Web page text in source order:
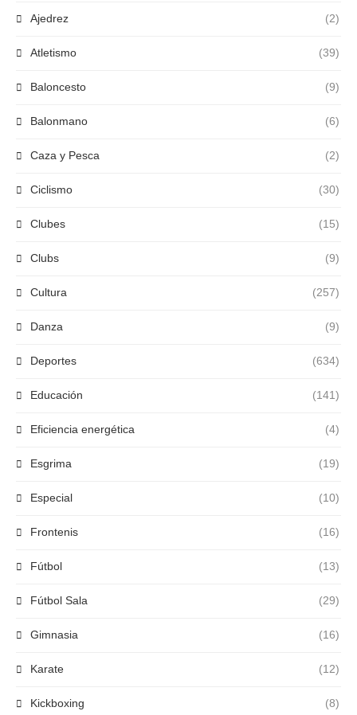
Ajedrez (2)
Atletismo (39)
Baloncesto (9)
Balonmano (6)
Caza y Pesca (2)
Ciclismo (30)
Clubes (15)
Clubs (9)
Cultura (257)
Danza (9)
Deportes (634)
Educación (141)
Eficiencia energética (4)
Esgrima (19)
Especial (10)
Frontenis (16)
Fútbol (13)
Fútbol Sala (29)
Gimnasia (16)
Karate (12)
Kickboxing (8)